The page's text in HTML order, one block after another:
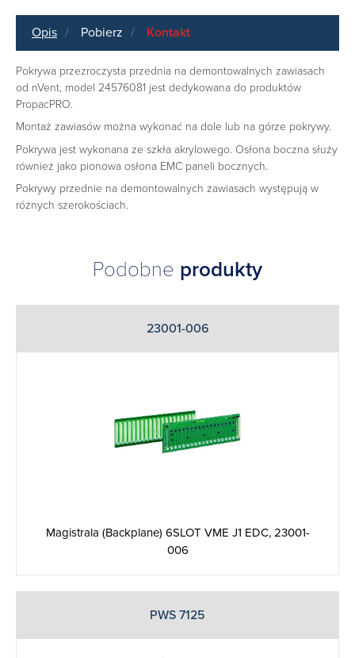
Opis Pobierz Kontakt
Pokrywa przezroczysta przednia na demontowalnych zawiasach
od nVent, model 24576081 jest dedykowana do produktów
PropacPRO.
Montaż zawiasów można wykonać na dole lub na górze pokrywy.
Pokrywa jest wykonana ze szkła akrylowego. Osłona boczna służy
również jako pionowa osłona EMC paneli bocznych.
Pokrywy przednie na demontowalnych zawiasach występują w
różnych szerokościach.
Podobne produkty
23001-006
Magistrala (Backplane) 6SLOT VME J1 EDC, 23001-
006
PWS 7125